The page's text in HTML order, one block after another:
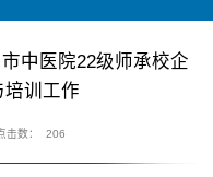
中医院22级师承校企
培训工作
击数： 206